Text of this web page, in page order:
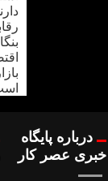
درباره پایگاه
خبری عصر کار